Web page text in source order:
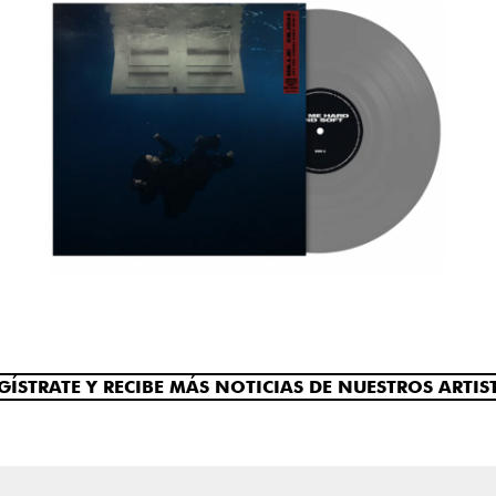
Y RECIBE MÁS NOTICIAS DE NUESTROS